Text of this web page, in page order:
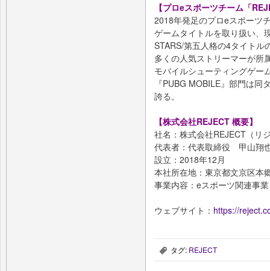
【プロeスポーツチーム「
2018年発足のプロeスポーツ
ゲームタイトルを取り扱い、
STARS/第五人格の4タイトル
多くの人気ストリーマーが所
モバイルシューティングゲー
『PUBG MOBILE』部門は
誇る。
【株式会社REJECT 概要】
社名：株式会社REJECT（リ
代表者：代表取締役 甲山翔
設立：2018年12月
本社所在地：東京都文京区本
事業内容：eスポーツ関連事業
ウェブサイト： https://
, タグ: REJECT